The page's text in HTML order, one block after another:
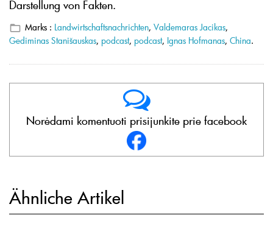
Darstellung von Fakten.
Marks : Landwirtschaftsnachrichten, Valdemaras Jacikas,
Gediminas Stanišauskas, podcast, podcast, Ignas Hofmanas, China.
Norėdami komentuoti prisijunkite prie facebook
Ähnliche Artikel